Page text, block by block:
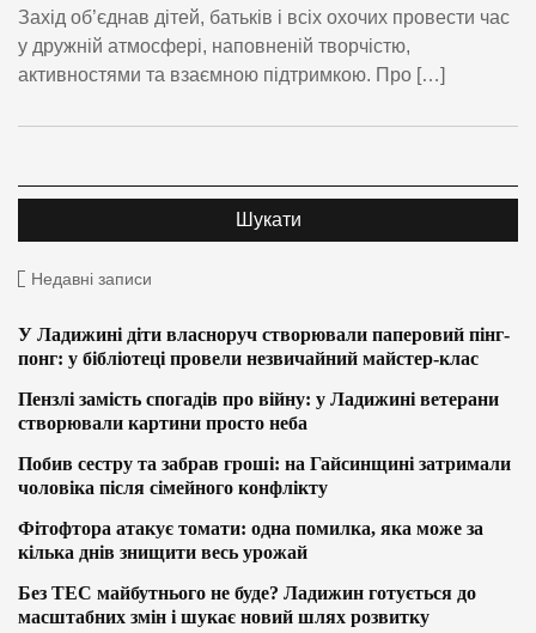
Захід об’єднав дітей, батьків і всіх охочих провести час
у дружній атмосфері, наповненій творчістю,
активностями та взаємною підтримкою. Про […]
Недавні записи
У Ладижині діти власноруч створювали паперовий пінг-
понг: у бібліотеці провели незвичайний майстер-клас
Пензлі замість спогадів про війну: у Ладижині ветерани
створювали картини просто неба
Побив сестру та забрав гроші: на Гайсинщині затримали
чоловіка після сімейного конфлікту
Фітофтора атакує томати: одна помилка, яка може за
кілька днів знищити весь урожай
Без ТЕС майбутнього не буде? Ладижин готується до
масштабних змін і шукає новий шлях розвитку